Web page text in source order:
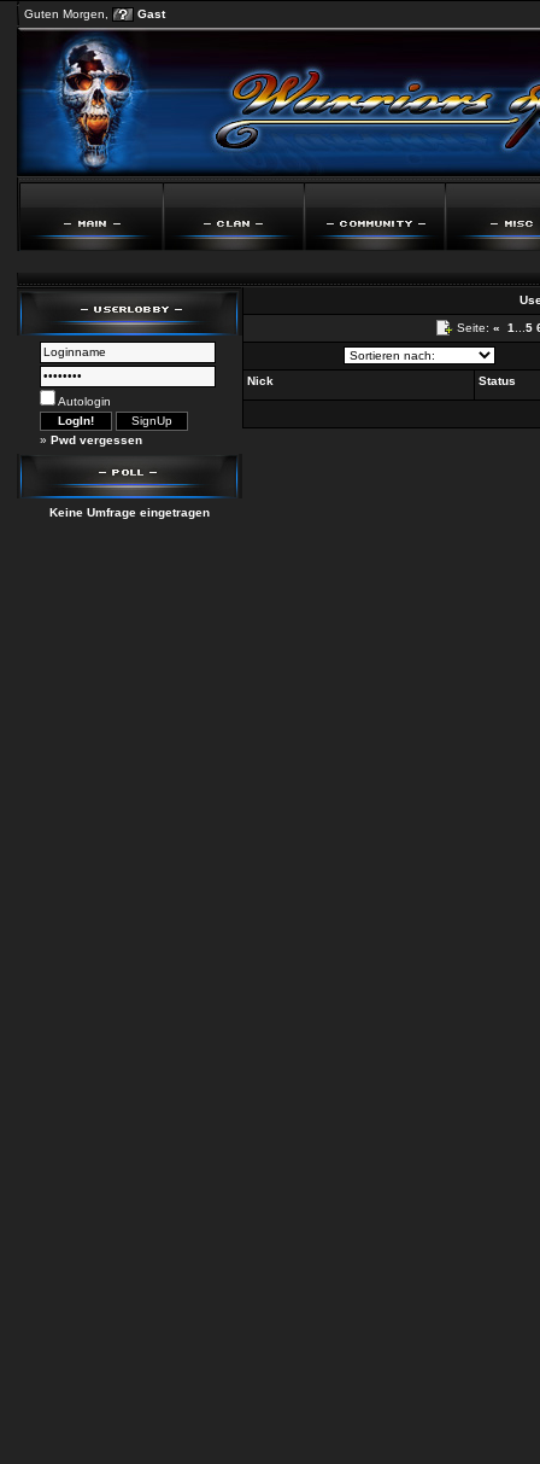
Guten Morgen, Gast
Autologin
» Pwd vergessen
Keine Umfrage eingetragen
Seite: « 1 5
Nick Status